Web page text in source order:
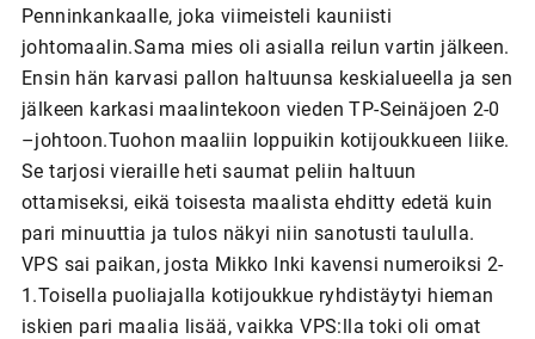
Penninkankaalle, joka viimeisteli kauniisti
johtomaalin.Sama mies oli asialla reilun vartin jälkeen.
Ensin hän karvasi pallon haltuunsa keskialueella ja sen
jälkeen karkasi maalintekoon vieden TP-Seinäjoen 2-0
–johtoon.Tuohon maaliin loppuikin kotijoukkueen liike.
Se tarjosi vieraille heti saumat peliin haltuun
ottamiseksi, eikä toisesta maalista ehditty edetä kuin
pari minuuttia ja tulos näkyi niin sanotusti taululla.
VPS sai paikan, josta Mikko Inki kavensi numeroiksi 2-
1.Toisella puoliajalla kotijoukkue ryhdistäytyi hieman
iskien pari maalia lisää, vaikka VPS:lla toki oli omat